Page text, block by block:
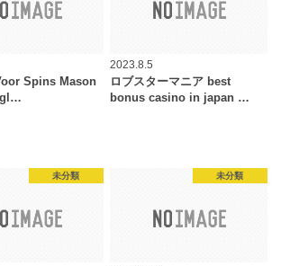
Spins Mason
2023.8.5
ロブスターマニア best
bonus casino in japan …
未分類 未分類